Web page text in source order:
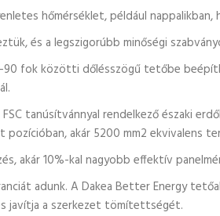
hőmérséklet, például nappalikban,
és a legszigorúbb minőségi
fok közötti dőlésszögű tetőbe
tanúsítvánnyal rendelkező északi
akár 5200 mm2 ekvivalens
akár 10%-kal nagyobb effektív
adunk. A Dakea Better Energy
javítja a szerkezet tömítettségét.